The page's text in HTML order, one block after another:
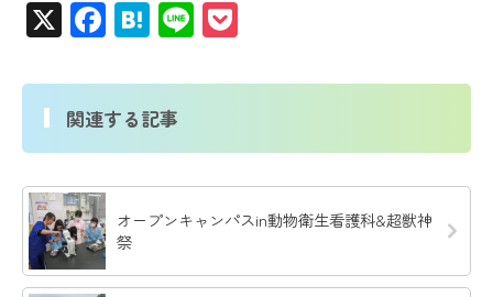
X Facebook
Hatena
Line
関連する記事
オープンキャンパスin動物衛生看護科&超獣神
祭